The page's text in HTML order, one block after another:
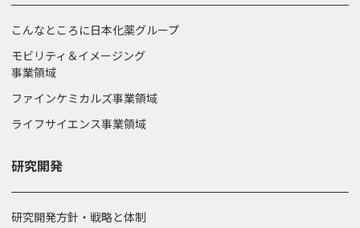
こんなところに日本化薬グループ
モビリティ＆イメージング
事業領域
ファインケミカルズ事業領域
ライフサイエンス事業領域
研究開発
研究開発方針・戦略と体制